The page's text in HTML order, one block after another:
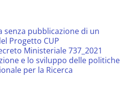
senza pubblicazione di un
Progetto CUP
Ministeriale 737_2021
e lo sviluppo delle politiche
per la Ricerca